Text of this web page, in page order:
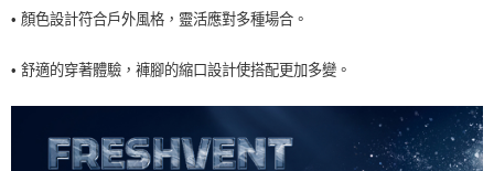
• 顏色設計符合戶外風格，靈活應對多種場合。
• 舒適的穿著體驗，褲腳的縮口設計使搭配更加多變。